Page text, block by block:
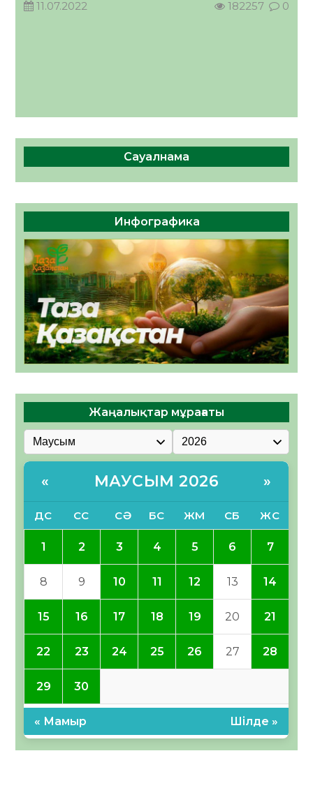
11.07.2022
182257 0
Сауалнама
Инфографика
Жаңалықтар мұрағаты
« МАУСЫМ 2026 »
ДС СС СӘ БС ЖМ СБ ЖС
1 2 3 4 5 6 7
8 9 10 11 12 13 14
15 16 17 18 19 20 21
22 23 24 25 26 27 28
29 30
« Мамыр Шілде »